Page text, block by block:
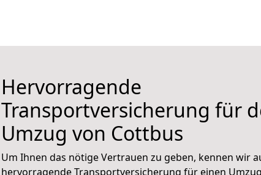
Hervorragende
Transportversicherung für
Umzug von Cottbus
Um Ihnen das nötige Vertrauen zu geben, kennen wir
hervorragende Transportversicherung für einen